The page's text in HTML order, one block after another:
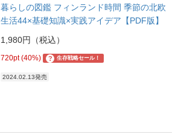
暮らしの図鑑 フィンランド時間 季節の北欧
生活44×基礎知識×実践アイデア【PDF版】
1,980円（税込）
720pt (40%) ? 生存戦略セール！
2024.02.13発売